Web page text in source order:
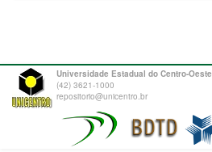
Universidade Estadual do Centro-Oeste
(42) 3621-1000
repositorio@unicentro.br